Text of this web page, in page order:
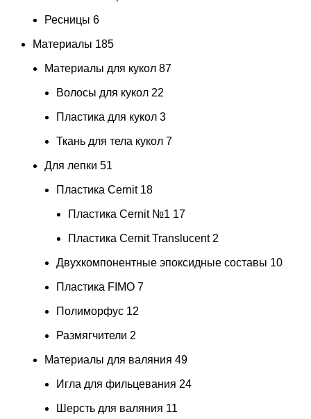
Ресницы 6
Материалы 185
Материалы для кукол 87
Волосы для кукол 22
Пластика для кукол 3
Ткань для тела кукол 7
Для лепки 51
Пластика Cernit 18
Пластика Cernit №1 17
Пластика Cernit Translucent 2
Двухкомпонентные эпоксидные составы 10
Пластика FIMO 7
Полиморфус 12
Размягчители 2
Материалы для валяния 49
Игла для фильцевания 24
Шерсть для валяния 11